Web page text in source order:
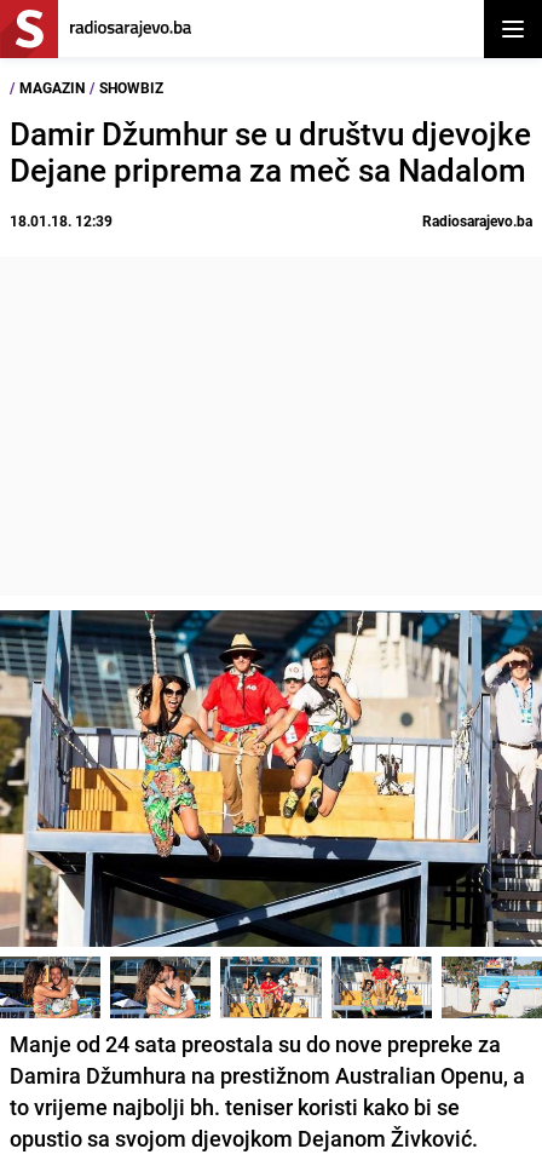
/ MAGAZIN / SHOWBIZ
Damir Džumhur se u društvu djevojke
Dejane priprema za meč sa Nadalom
18.01.18. 12:39 Radiosarajevo.ba
Manje od 24 sata preostala su do nove prepreke za
Damira Džumhura na prestižnom Australian Openu, a
to vrijeme najbolji bh. teniser koristi kako bi se
opustio sa svojom djevojkom Dejanom Živković.